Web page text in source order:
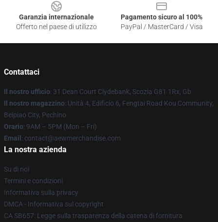
Garanzia internazionale
Offerto nel paese di utilizzo
Pagamento sicuro al 100%
PayPal / MasterCard / Visa
Contattaci
Il nostro ufficio: 31 Dean Court Clydebank, Scozia G81 1Rx, Gb
Il nostro magazzino: Unità 4, Edificio 6, Fengtai Road Kou Community,
Beipiao City, Pechino
Orario: 9AM – 5PM (Mon – Fri)
Email : contact@aewmerchandise.com
La nostra azienda
Su di noi
Termini e condizioni
Informativa sulla privacy
DMCA - Informativa sul copyright
CA SB657: Legge sulla trasparenza della catena di fornitura